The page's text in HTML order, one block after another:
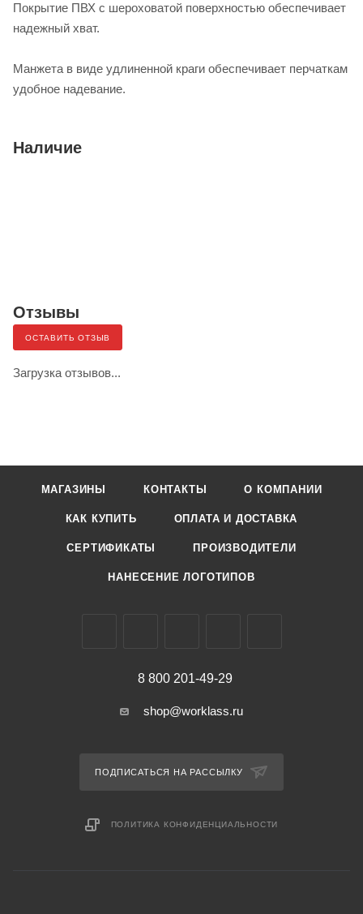
Покрытие ПВХ с шероховатой поверхностью обеспечивает
надежный хват.
Манжета в виде удлиненной краги обеспечивает перчаткам
удобное надевание.
Наличие
Отзывы
ОСТАВИТЬ ОТЗЫВ
Загрузка отзывов...
МАГАЗИНЫ КОНТАКТЫ О КОМПАНИИ
КАК КУПИТЬ ОПЛАТА И ДОСТАВКА
СЕРТИФИКАТЫ ПРОИЗВОДИТЕЛИ
НАНЕСЕНИЕ ЛОГОТИПОВ
8 800 201-49-29
shop@worklass.ru
ПОДПИСАТЬСЯ НА РАССЫЛКУ
ПОЛИТИКА КОНФИДЕНЦИАЛЬНОСТИ